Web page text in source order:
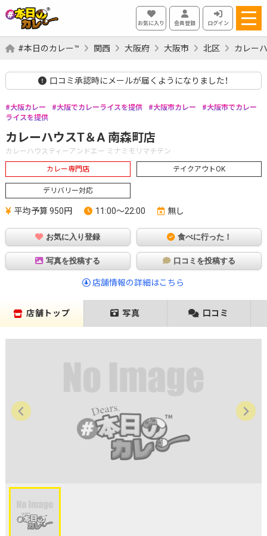
お気に入り 会員登録 ログイン
#本日のカレー™ 関西 大阪府 大阪市 北区 カレー
口コミ承認時にメールが届くようになりました！
大阪カレー 大阪でカレーライスを提供 大阪市カレー
大阪市でカレー
ライスを提供
カレーハウスT＆A 南森町店
カレーハウスティーアンドエー ミナミモリマチテン
カレー専門店 テイクアウトOK
デリバリー対応
平均予算 950円 11:00～22:00 無し
お気に入り登録 食べに行った！
写真を投稿する 口コミを投稿する
店舗情報の詳細はこちら
店舗トップ 写真 口コミ